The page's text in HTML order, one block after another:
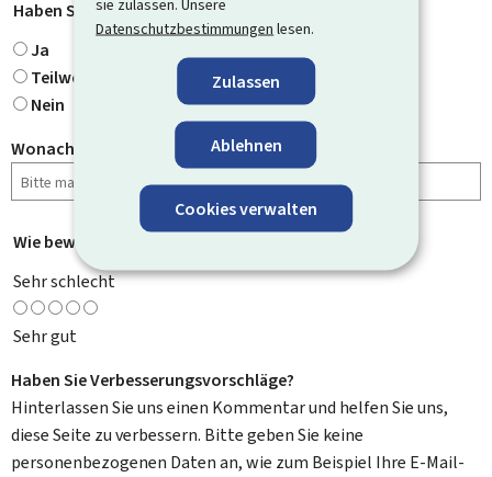
sie zulassen. Unsere
Datenschutzbestimmungen lesen.
Zulassen
Ablehnen
Cookies verwalten
Haben Sie gefunden, wonach Sie gesucht haben?
Ja
Teilweise
Nein
Wonach haben Sie gesucht?
Wie bewerten Sie diese Seite?
Sehr schlecht
Sehr gut
Haben Sie Verbesserungsvorschläge?
Hinterlassen Sie uns einen Kommentar und helfen Sie uns,
diese Seite zu verbessern. Bitte geben Sie keine
personenbezogenen Daten an, wie zum Beispiel Ihre E-Mail-